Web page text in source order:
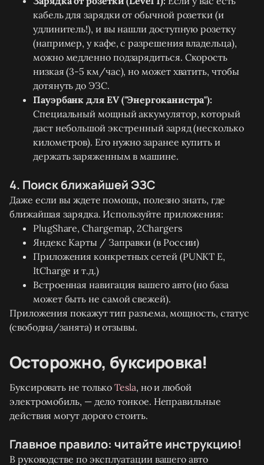
кабель для зарядки от обычной розетки (и
удлинитель!), и вы нашли доступную розетку
(например, у кафе, с разрешения владельца),
можно медленно подзарядиться. Скорость
низкая (3-5 км/час), но может хватить, чтобы
дотянуть до ЭЗС.
Пауэрбанк для EV ("Энергоканистра"):
Специальный мощный аккумулятор, который
даст небольшой экстренный заряд (несколько
километров). Его нужно заранее купить и
держать заряженным в машине.
4. Поиск ближайшей ЭЗС
Даже если вы ждете помощь, полезно знать, где
ближайшая зарядка. Используйте приложения:
PlugShare, Chargemap, 2Chargers
Яндекс Карты / Заправки (в России)
Приложения конкретных сетей (PUNKT E,
ItCharge и т.д.)
Встроенная навигация вашего авто (но база
может быть не самой свежей).
Приложения покажут тип разъема, мощность, статус
(свободна/занята) и отзывы.
Осторожно, буксировка!
Буксировать не толькоTesla, но и любой
электромобиль, — дело тонкое. Неправильные
действия могут дорого стоить.
Главное правило: читайте инструкцию!
В руководстве по эксплуатации вашего авто